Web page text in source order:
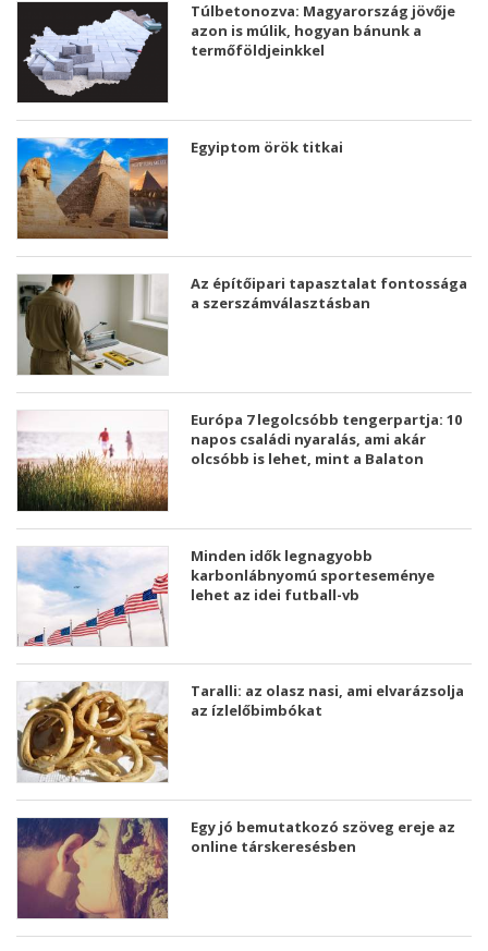
Túlbetonozva: Magyarország jövője
azon is múlik, hogyan bánunk a
termőföldjeinkkel
Egyiptom örök titkai
Az építőipari tapasztalat fontossága
a szerszámválasztásban
Európa 7 legolcsóbb tengerpartja: 10
napos családi nyaralás, ami akár
olcsóbb is lehet, mint a Balaton
Minden idők legnagyobb
karbonlábnyomú sporteseménye
lehet az idei futball-vb
Taralli: az olasz nasi, ami elvarázsolja
az ízlelőbimbókat
Egy jó bemutatkozó szöveg ereje az
online társkeresésben